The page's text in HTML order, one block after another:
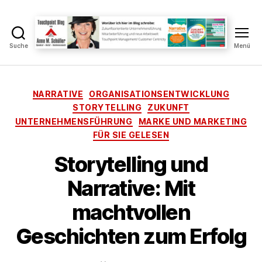
Suche
Touchpoint
Blog
M.
Schüller
Menü
Kategorien
NARRATIVE
ORGANISATIONSENTWICKLUNG
STORYTELLING
ZUKUNFT
UNTERNEHMENSFÜHRUNG
MARKE UND MARKETING
FÜR SIE GELESEN
Storytelling und
Narrative: Mit
machtvollen
Geschichten zum Erfolg
V
o
n
A
n